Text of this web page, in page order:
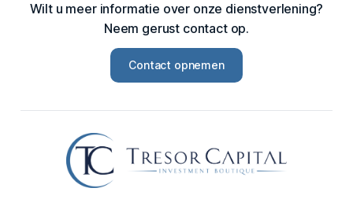
Wilt u meer informatie over onze dienstverlening?
Neem gerust contact op.
Contact opnemen